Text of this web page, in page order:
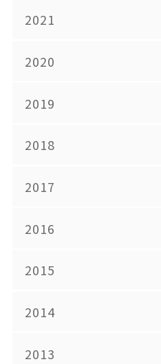
2021
2020
2019
2018
2017
2016
2015
2014
2013